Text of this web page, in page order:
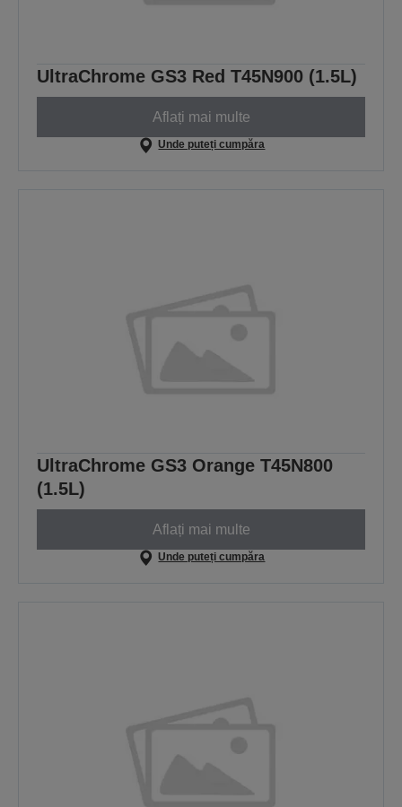
UltraChrome GS3 Red T45N900 (1.5L)
Aflați mai multe
Unde puteți cumpăra
UltraChrome GS3 Orange T45N800
(1.5L)
Aflați mai multe
Unde puteți cumpăra